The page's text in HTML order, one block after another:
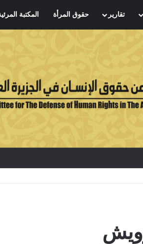
تقارير حقوق المرأة المكتبة